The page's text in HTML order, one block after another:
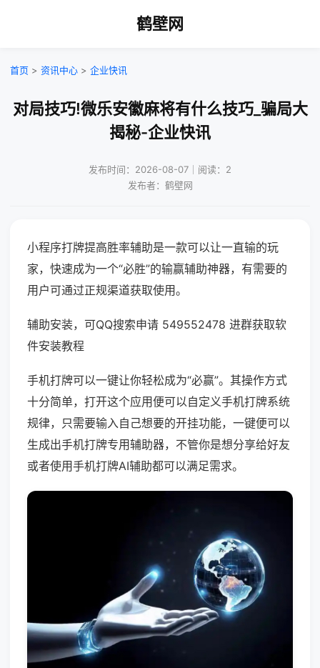
鹤壁网
首页 > 资讯中心 > 企业快讯
对局技巧!微乐安徽麻将有什么技巧_骗局大
揭秘-企业快讯
发布时间：2026-08-07｜阅读：2
发布者：鹤壁网
小程序打牌提高胜率辅助是一款可以让一直输的玩
家，快速成为一个“必胜”的输赢辅助神器，有需要的
用户可通过正规渠道获取使用。
辅助安装，可QQ搜索申请 549552478 进群获取软
件安装教程
手机打牌可以一键让你轻松成为“必赢”。其操作方式
十分简单，打开这个应用便可以自定义手机打牌系统
规律，只需要输入自己想要的开挂功能，一键便可以
生成出手机打牌专用辅助器，不管你是想分享给好友
或者使用手机打牌AI辅助都可以满足需求。